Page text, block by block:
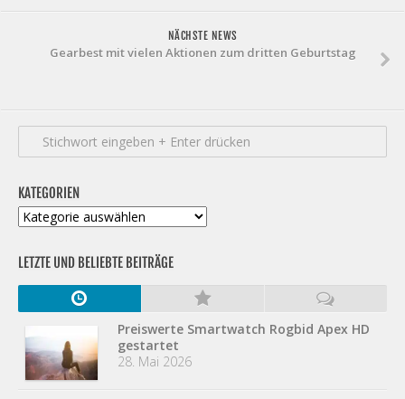
NÄCHSTE NEWS
Gearbest mit vielen Aktionen zum dritten Geburtstag
KATEGORIEN
Kategorien
LETZTE UND BELIEBTE BEITRÄGE
Preiswerte Smartwatch Rogbid Apex HD
gestartet
28. Mai 2026